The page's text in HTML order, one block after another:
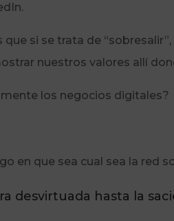
que si se trata de
nuestros valores allí
los negocios digitales?
en que sea cual sea la red
desvirtuada hasta la